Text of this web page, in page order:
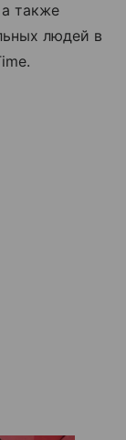
также
людей в